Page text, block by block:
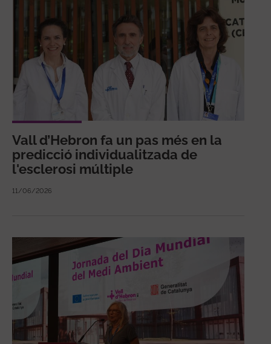
Vall d’Hebron fa un pas més en la
predicció individualitzada de
l'esclerosi múltiple
11/06/2026